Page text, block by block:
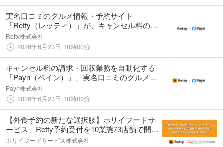
実名口コミのグルメ情報・予約サイト
「Retty（レッティ）」が、キャンセル料の請
求・回収業務を自動化する「Payn (ペイン)」
と業務提携
Retty株式会社
2026年6月23日 10時00分
キャンセル料の請求・回収業務を自動化する
「Payn（ペイン）」、実名口コミのグルメ情
報・予約サイト「Retty」（レッティ）を運営
するRetty株式会社と業務提携
Payn株式会社
2026年6月23日 10時00分
【外食予約の新たな選択肢】ホリイフードサ
ービス、Retty予約受付を10業態73店舗で開
始！実名口コミからそのまま予約可能に
ホリイフードサービス株式会社